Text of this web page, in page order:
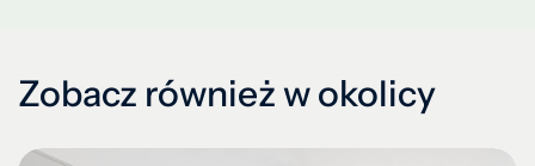
Zobacz również w okolicy